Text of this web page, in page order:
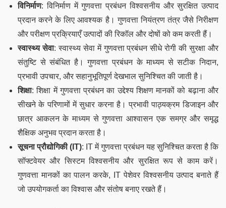
विनिर्माण: विनिर्माण में गुणवत्ता प्रबंधन विश्वसनीय और सुरक्षित उत्पाद
प्रदान करने के लिए आवश्यक है। गुणवत्ता नियंत्रण तंत्र जैसे निरीक्षण
और परीक्षण प्रक्रियाएँ उत्पादों की रिकॉल और दोषों को कम करती हैं।
स्वास्थ्य सेवा: स्वास्थ्य सेवा में गुणवत्ता प्रबंधन सीधे रोगी की सुरक्षा और
संतुष्टि से संबंधित है। गुणवत्ता प्रबंधन के माध्यम से सटीक निदान,
प्रभावी उपचार, और सहानुभूतिपूर्ण देखभाल सुनिश्चित की जाती है।
शिक्षा: शिक्षा में गुणवत्ता प्रबंधन का उद्देश्य शिक्षण मानकों को बढ़ाना और
सीखने के परिणामों में सुधार करना है। प्रभावी पाठ्यक्रम डिजाइन और
छात्र आकलन के माध्यम से गुणवत्ता आश्वासन एक समग्र और समृद्ध
शैक्षिक अनुभव प्रदान करता है।
सूचना प्रौद्योगिकी (IT): IT में गुणवत्ता प्रबंधन यह सुनिश्चित करता है कि
सॉफ्टवेयर और सिस्टम विश्वसनीय और सुरक्षित रूप से काम करें।
गुणवत्ता मानकों का पालन करके, IT पेशेवर विश्वसनीय उत्पाद बनाते हैं
जो उपयोगकर्ता का विश्वास और संतोष बनाए रखते हैं।